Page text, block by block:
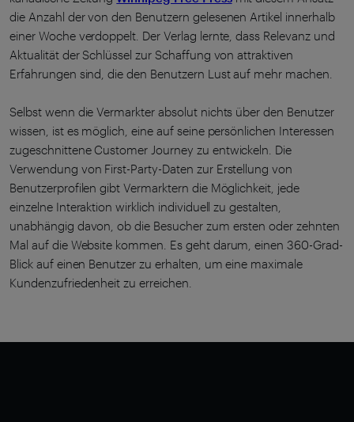
die Anzahl der von den Benutzern gelesenen Artikel innerhalb
einer Woche verdoppelt. Der Verlag lernte, dass Relevanz und
Aktualität der Schlüssel zur Schaffung von attraktiven
Erfahrungen sind, die den Benutzern Lust auf mehr machen.
Selbst wenn die Vermarkter absolut nichts über den Benutzer
wissen, ist es möglich, eine auf seine persönlichen Interessen
zugeschnittene Customer Journey zu entwickeln. Die
Verwendung von First-Party-Daten zur Erstellung von
Benutzerprofilen gibt Vermarktern die Möglichkeit, jede
einzelne Interaktion wirklich individuell zu gestalten,
unabhängig davon, ob die Besucher zum ersten oder zehnten
Mal auf die Website kommen. Es geht darum, einen 360-Grad-
Blick auf einen Benutzer zu erhalten, um eine maximale
Kundenzufriedenheit zu erreichen.